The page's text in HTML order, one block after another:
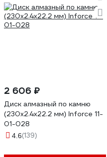
2 606 ₽
Диск алмазный по камню
(230х2.4x22.2 мм) Inforce 11-
01-028
4.6(139)